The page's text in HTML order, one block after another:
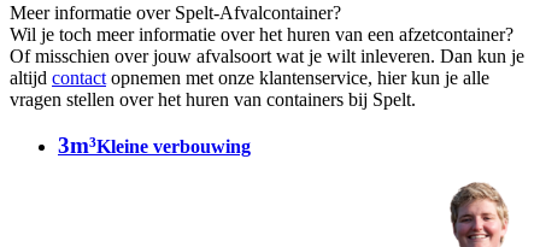
Meer informatie over Spelt-Afvalcontainer?
Wil je toch meer informatie over het huren van een afzetcontainer?
Of misschien over jouw afvalsoort wat je wilt inleveren. Dan kun je
altijd contact opnemen met onze klantenservice, hier kun je alle
vragen stellen over het huren van containers bij Spelt.
3m³Kleine verbouwing